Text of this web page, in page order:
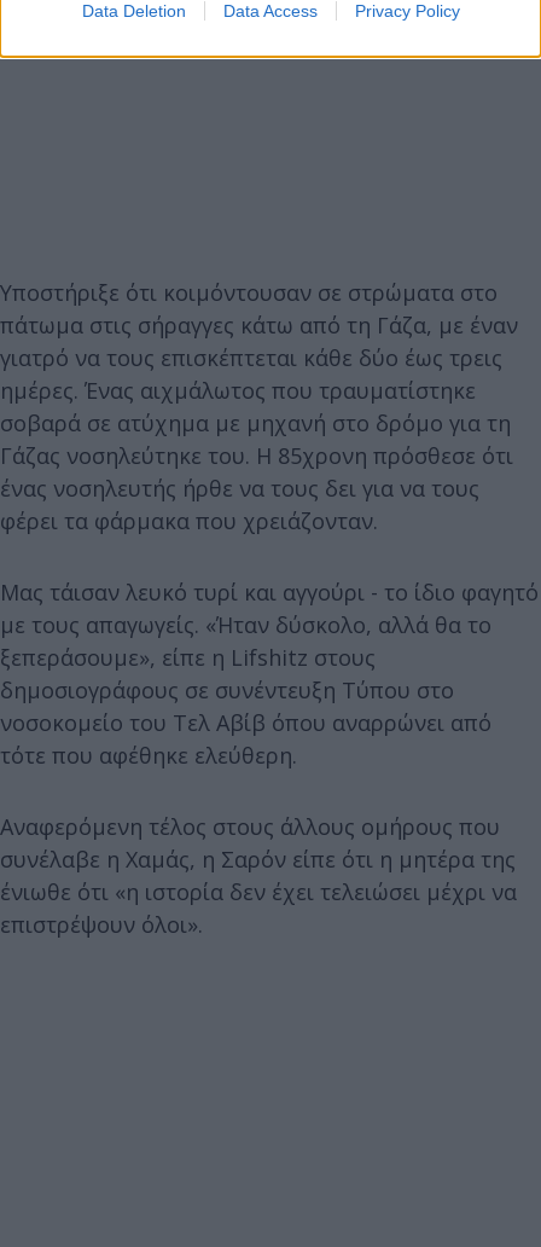
Data Deletion Data Access Privacy Policy
Υποστήριξε ότι κοιμόντουσαν σε στρώματα στο
πάτωμα στις σήραγγες κάτω από τη Γάζα, με έναν
γιατρό να τους επισκέπτεται κάθε δύο έως τρεις
ημέρες. Ένας αιχμάλωτος που τραυματίστηκε
σοβαρά σε ατύχημα με μηχανή στο δρόμο για τη
Γάζας νοσηλεύτηκε του. Η 85χρονη πρόσθεσε ότι
ένας νοσηλευτής ήρθε να τους δει για να τους
φέρει τα φάρμακα που χρειάζονταν.
Μας τάισαν λευκό τυρί και αγγούρι - το ίδιο φαγητό
με τους απαγωγείς. «Ήταν δύσκολο, αλλά θα το
ξεπεράσουμε», είπε η Lifshitz στους
δημοσιογράφους σε συνέντευξη Τύπου στο
νοσοκομείο του Τελ Αβίβ όπου αναρρώνει από
τότε που αφέθηκε ελεύθερη.
Αναφερόμενη τέλος στους άλλους ομήρους που
συνέλαβε η Χαμάς, η Σαρόν είπε ότι η μητέρα της
ένιωθε ότι «η ιστορία δεν έχει τελειώσει μέχρι να
επιστρέψουν όλοι».